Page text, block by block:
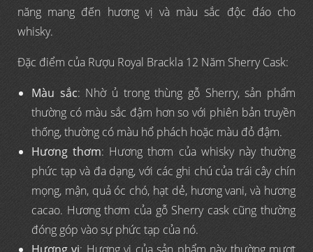
năng mang đến hương vị và màu sắc độc đáo cho
whisky.
Đặc điểm của Rượu Royal Brackla 12 Năm Sherry Cask:
Màu sắc: Nhờ ủ trong thùng gỗ Sherry, sản phẩm
thường có màu sắc đậm hơn so với phiên bản truyền
thống, thường có màu hổ phách hoặc màu đỏ đậm.
Hương thơm: Hương thơm của whisky này thường
phức tạp và đa dạng, với các ghi chú của trái cây chín
mọng, mận, quả óc chó, hạt dẻ, hương vani, và hương
cacao. Hương thơm của gỗ Sherry cask cũng thường
đóng góp vào sự phức tạp của nó.